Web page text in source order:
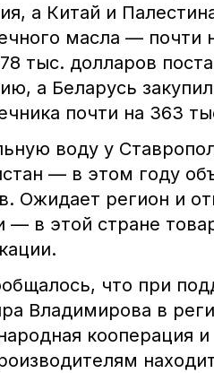
а Китай и
масла — почти
тыс. долларов
а Беларусь
почти на 363
воду у
— в этом году
Ожидает регион и
— в этой стране
что при
Владимирова в
кооперация и